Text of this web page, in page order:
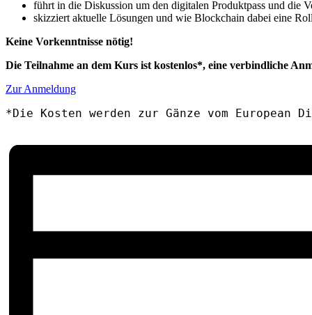
führt in die Diskussion um den digitalen Produktpass und die
skizziert aktuelle Lösungen und wie Blockchain dabei eine
Keine Vorkenntnisse nötig!
Die Teilnahme an dem Kurs ist kostenlos*, eine verbindliche
Zur Anmeldung
*Die Kosten werden zur Gänze vom European